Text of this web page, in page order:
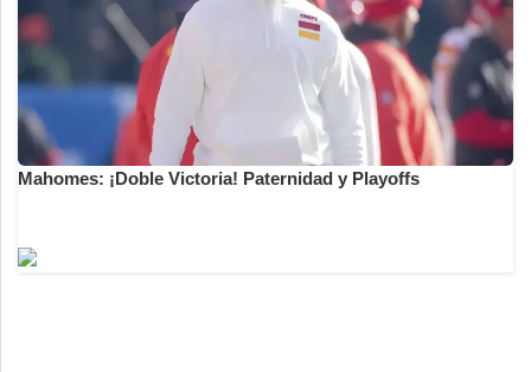
Mahomes: ¡Doble Victoria! Paternidad y Playoffs